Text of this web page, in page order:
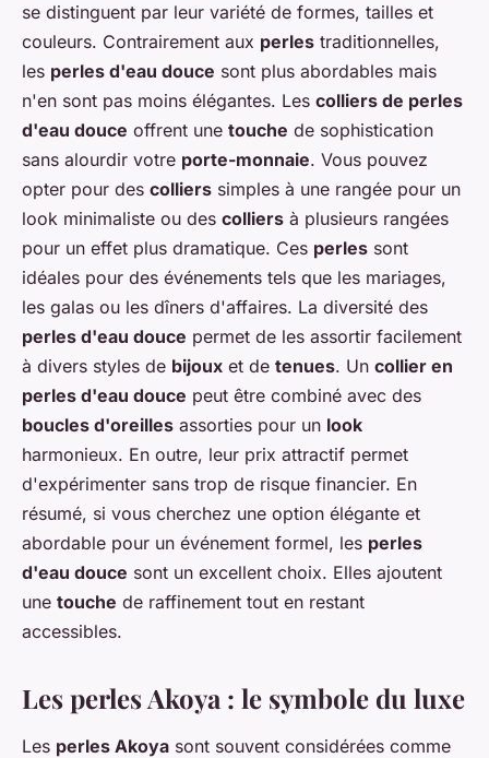
se distinguent par leur variété de formes, tailles et
couleurs. Contrairement aux perles traditionnelles,
les perles d'eau douce sont plus abordables mais
n'en sont pas moins élégantes. Les colliers de perles
d'eau douce offrent une touche de sophistication
sans alourdir votre porte-monnaie. Vous pouvez
opter pour des colliers simples à une rangée pour un
look minimaliste ou des colliers à plusieurs rangées
pour un effet plus dramatique. Ces perles sont
idéales pour des événements tels que les mariages,
les galas ou les dîners d'affaires. La diversité des
perles d'eau douce permet de les assortir facilement
à divers styles de bijoux et de tenues. Un collier en
perles d'eau douce peut être combiné avec des
boucles d'oreilles assorties pour un look
harmonieux. En outre, leur prix attractif permet
d'expérimenter sans trop de risque financier. En
résumé, si vous cherchez une option élégante et
abordable pour un événement formel, les perles
d'eau douce sont un excellent choix. Elles ajoutent
une touche de raffinement tout en restant
accessibles.
Les perles Akoya : le symbole du luxe
Les perles Akoya sont souvent considérées comme